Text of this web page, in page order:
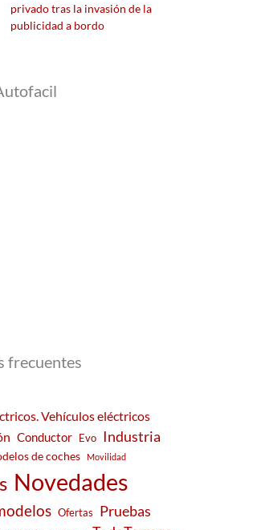
privado tras la invasión de la
publicidad a bordo
frecuentes
Vehículos eléctricos
Conductor Evo Industria
de coches Movilidad
Novedades
Ofertas Pruebas